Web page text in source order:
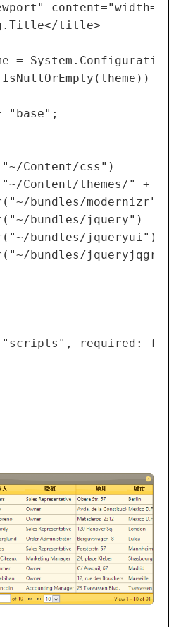
title>
=
"base";
Content/css")
Content/themes/"
bundles/modernizr")
bundles/jquery")
bundles/jqueryui")
bundles/
required: